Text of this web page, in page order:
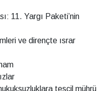
11. Yargı Paketi’nin
ve dirençte ısrar
tescil mührü